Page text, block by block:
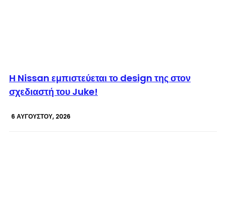
Η Nissan εμπιστεύεται το design της στον
σχεδιαστή του Juke!
6 ΑΥΓΟΎΣΤΟΥ, 2026